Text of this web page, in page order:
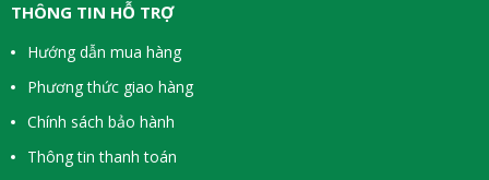
THÔNG TIN HỖ TRỢ
Hướng dẫn mua hàng
Phương thức giao hàng
Chính sách bảo hành
Thông tin thanh toán